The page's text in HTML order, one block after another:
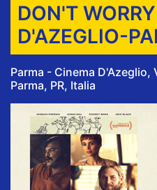
DON'T
D'AZEGLIO-
Parma - Cinema D'Azeglio,
Parma, PR, Italia